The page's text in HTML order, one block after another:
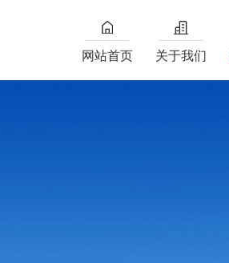
网站首页 关于我们